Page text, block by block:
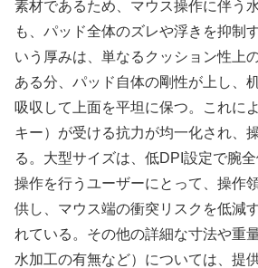
素材であるため、マウス操作に伴う
も、パッド全体のズレや浮きを抑制
いう厚みは、単なるクッション性上
ある分、パッド自体の剛性が上し、
吸収して上面を平坦に保つ。これに
キー）が受ける抗力が均一化され、
る。大型サイズは、低DPI設定で腕
操作を行うユーザーにとって、操作
供し、マウス端の衝突リスクを低減
れている。その他の詳細な寸法や重
水加工の有無など）については、提